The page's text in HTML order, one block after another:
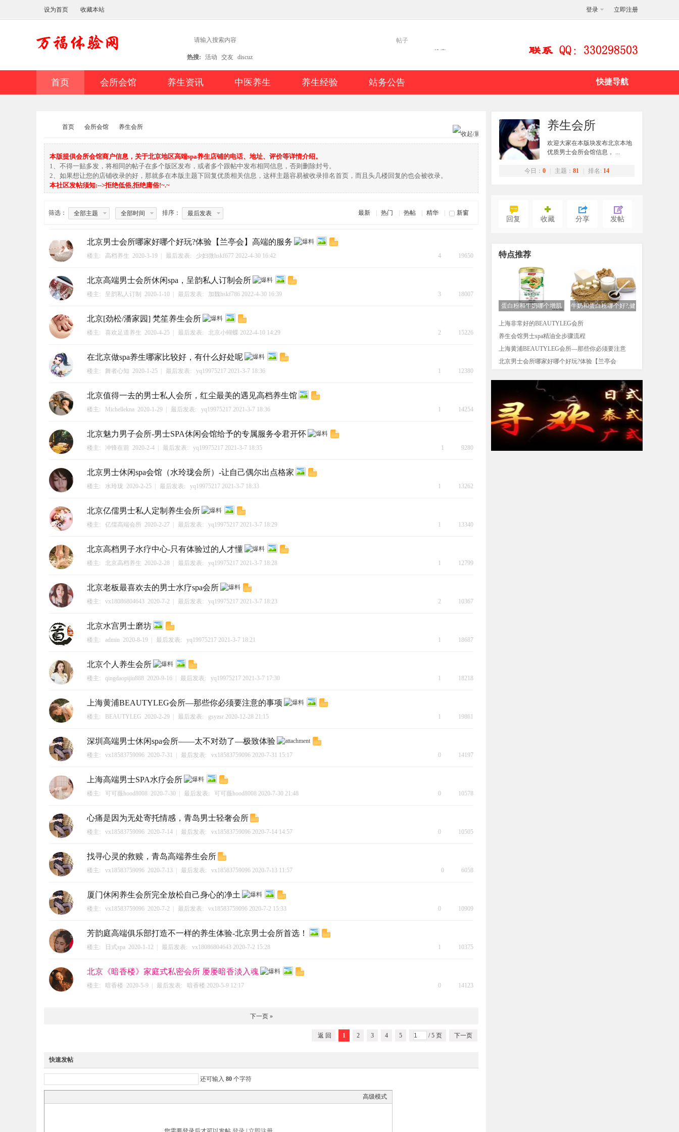
设为首页 收藏本站 登录 立即注册
帖子
热搜: 活动 交友 discuz
首页 会所会馆 养生资讯 中医养生 养生经验 站务公告 快捷导航
万福网
»
首页 会所会馆
›
养生会所
本版提供会所会馆商户信息，关于北京地区高端spa养生店铺的电话、地址、评价等详情介绍。
1、不得一贴多发，将相同的帖子在多个版区发布，或者多个跟帖中发布相同信息，否则删除封号。
2、如果想让您的店铺收录的好，那就多在本版主题下回复优质相关信息，这样主题容易被收录排名首页，而且头几楼回复的也会被收录。
本社区发帖须知:-->拒绝低俗,拒绝庸俗!~.~
最新 热门 热帖 精华 新窗
筛选： 全部主题 全部时间 排序： 最后发表
北京男士会所哪家好哪个好玩?体验【兰亭会】高端的服务
楼主: 高档养生 2020-3-19 最后发表: 少妇微hskf677 2022-4-30 16:42 4 19650
北京高端男士会所休闲spa，呈韵私人订制会所
楼主: 呈韵私人订制 2020-1-10 最后发表: 加魏hskf786 2022-4-30 16:39 3 18007
北京[劲松/潘家园] 梵笙养生会所
楼主: 喜欢足道养生 2020-4-25 最后发表: 北京小蝴蝶 2022-4-10 14:29 2 15226
在北京做spa养生哪家比较好，有什么好处呢
楼主: 舞者心知 2020-1-25 最后发表: yq19975217 2021-3-7 18:36 1 12380
北京值得一去的男士私人会所，红尘最美的遇见高档养生馆
楼主: Michellekna 2020-1-29 最后发表: yq19975217 2021-3-7 18:36 1 14254
北京魅力男子会所-男士SPA休闲会馆给予的专属服务令君开怀
楼主: 冲锋在前 2020-2-4 最后发表: yq19975217 2021-3-7 18:35 1 9280
北京男士休闲spa会馆（水玲珑会所）-让自己偶尔出点格家
楼主: 水玲珑 2020-2-25 最后发表: yq19975217 2021-3-7 18:33 1 13262
北京亿儒男士私人定制养生会所
楼主: 亿儒高端会所 2020-2-27 最后发表: yq19975217 2021-3-7 18:29 1 13340
北京高档男子水疗中心-只有体验过的人才懂
楼主: 北京高档养生 2020-2-28 最后发表: yq19975217 2021-3-7 18:28 1 12799
北京老板最喜欢去的男士水疗spa会所
楼主: vx18086804643 2020-7-2 最后发表: yq19975217 2021-3-7 18:23 2 10367
北京水宫男士磨坊
楼主: admin 2020-8-19 最后发表: yq19975217 2021-3-7 18:21 1 18687
北京个人养生会所
楼主: qingdaopijiu888 2020-9-16 最后发表: yq19975217 2021-3-7 17:30 1 18218
上海黄浦BEAUTYLEG会所—那些你必须要注意的事项
楼主: BEAUTYLEG 2020-2-29 最后发表: gsyzsr 2020-12-28 21:15 1 19861
深圳高端男士休闲spa会所——太不对劲了—极致体验
楼主: vx18583759096 2020-7-31 最后发表: vx18583759096 2020-7-31 15:17 0 14197
上海高端男士SPA水疗会所
楼主: 可可薇hood8008 2020-7-30 最后发表: 可可薇hood8008 2020-7-30 21:48 0 10578
心痛是因为无处寄托情感，青岛男士轻奢会所
楼主: vx18583759096 2020-7-14 最后发表: vx18583759096 2020-7-14 14:57 0 10505
找寻心灵的救赎，青岛高端养生会所
楼主: vx18583759096 2020-7-13 最后发表: vx18583759096 2020-7-13 11:57 0 6058
厦门休闲养生会所完全放松自己身心的净土
楼主: vx18583759096 2020-7-2 最后发表: vx18583759096 2020-7-2 15:33 0 10909
芳韵庭高端俱乐部打造不一样的养生体验-北京男士会所首选！
楼主: 日式spa 2020-1-12 最后发表: vx18086804643 2020-7-2 15:28 1 10375
北京《暗香楼》家庭式私密会所 屡屡暗香淡入魂
楼主: 暗香楼 2020-5-9 最后发表: 暗香楼 2020-5-9 12:17 0 14123
下一页 »
1 2 3 4 5 / 5 页 下一页
返 回
快速发帖
还可输入 80 个字符
高级模式
养生会所
欢迎大家在本版块发布北京本地
优质男士会所会馆信息， ...
今日： 0 主题： 81 排名: 14
回复 收藏 分享 发帖
特点推荐
蛋白粉和牛奶哪个增肌
牛奶和蛋白粉哪个好?,健
上海非常好的BEAUTYLEG会所
养生会馆男士spa精油全步骤流程
上海黄浦BEAUTYLEG会所—那些你必须要注意
北京男士会所哪家好哪个好玩?体验【兰亭会